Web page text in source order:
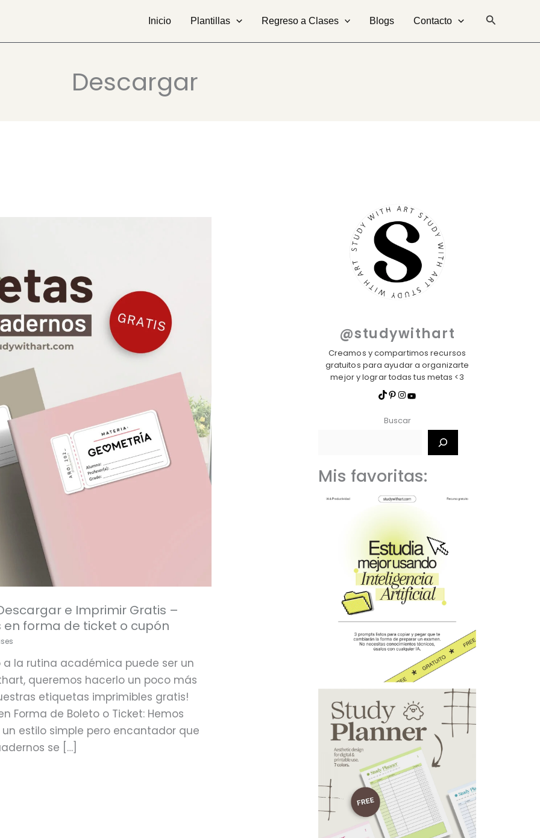
Inicio Plantillas Regreso a Clases Blogs Contacto Buscar
Descargar
e Imprimir Gratis –
forma de ticket o cupón
a la rutina académica puede ser un
queremos hacerlo un poco más
etiquetas imprimibles gratis!
Forma de Boleto o Ticket: Hemos
estilo simple pero encantador que
se […]
@studywithart
Creamos y compartimos recursos
gratuitos para ayudar a organizarte
mejor y lograr todas tus metas <3
Buscar
Mis favoritas: